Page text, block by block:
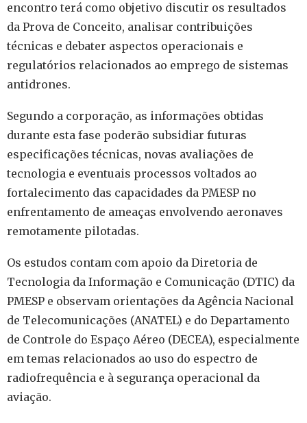
encontro terá como objetivo discutir os resultados
da Prova de Conceito, analisar contribuições
técnicas e debater aspectos operacionais e
regulatórios relacionados ao emprego de sistemas
antidrones.
Segundo a corporação, as informações obtidas
durante esta fase poderão subsidiar futuras
especificações técnicas, novas avaliações de
tecnologia e eventuais processos voltados ao
fortalecimento das capacidades da PMESP no
enfrentamento de ameaças envolvendo aeronaves
remotamente pilotadas.
Os estudos contam com apoio da Diretoria de
Tecnologia da Informação e Comunicação (DTIC) da
PMESP e observam orientações da Agência Nacional
de Telecomunicações (ANATEL) e do Departamento
de Controle do Espaço Aéreo (DECEA), especialmente
em temas relacionados ao uso do espectro de
radiofrequência e à segurança operacional da
aviação.